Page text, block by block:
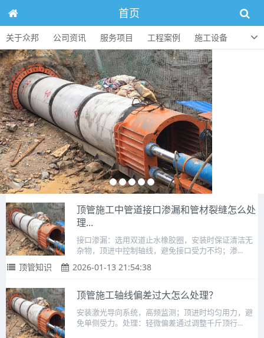
首页
关于众邦 公司资讯 服务项目 工程案例
施工设备
人才招聘
顶管知识 联系方式
顶管施工中管道接口渗漏和管材裂缝怎么处
理...
接口渗漏：选用双道止水橡胶圈，安装时保证清洁无
杂物，顶进中控制轴线，避免接口受力不均；渗...
顶管知识 2026-01-13 21:54:38
顶管施工轴线偏差过大怎么处理？
安装激光导向系统，高频监测；顶进时均匀用力，避
免单侧受力。处理：轻微偏差通过调整千斤顶行...